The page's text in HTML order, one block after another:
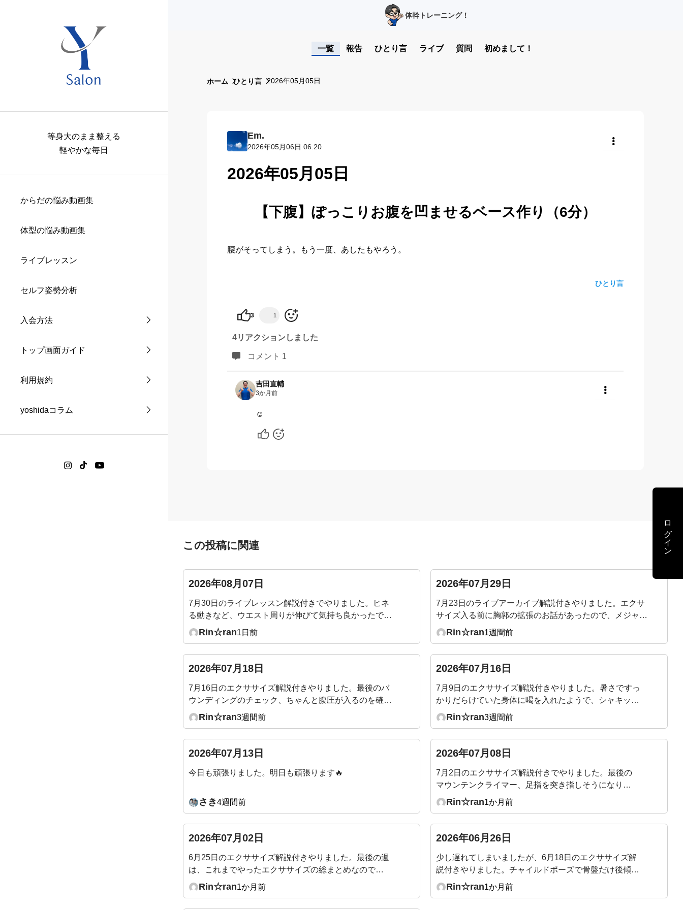
等身大のまま整える
軽やかな毎日
からだの悩み動画集
体型の悩み動画集
ライブレッスン
セルフ姿勢分析
入会方法
トップ画面ガイド
利用規約
yoshidaコラム
体幹トレーニング！
一覧 報告 ひとり言 ライブ 質問 初めまして！
ホーム ひとり言 2026年05月05日
Em.
2026年05月06日 06:20
2026年05月05日
【下腹】ぽっこりお腹を凹ませるベース作り（6分）
腰がそってしまう。もう一度、あしたもやろう。
ひとり言
3 1
4リアクションしました
コメント 1
吉田直輔
3か月前
☺️
この投稿に関連
2026年08月07日
7月30日のライブレッスン解説付きでやりました。ヒネ
る動きなど、ウエスト周りが伸びて気持ち良かったで
す。腰痛にも効きそうでした。たまに気づいた時にやり
Rin☆ran1日前
2026年07月29日
7月23日のライブアーカイブ解説付きやりました。エクサ
サイズ入る前に胸郭の拡張のお話があったので、メジャー
で測ってテストしてみたところ、普通の呼吸だと殆ど動か
ず1〜2センチしか広がりませんでした😢健康な成人は5〜7
の数値ですか？深呼吸をしても全くそこには届きそうにな
いです‥。何となくわかってはいましたが、やはりショッ
クでした。
Rin☆ran1週間前
2026年07月18日
7月16日のエクササイズ解説付きやりました。最後のバ
ウンディングのチェック、ちゃんと腹圧が入るのを確認
できました。最後、バックプランクを追加でやって終え
ました。整ってスッキリです！
Rin☆ran3週間前
2026年07月16日
7月9日のエクササイズ解説付きやりました。暑さですっ
かりだらけていた身体に喝を入れたようで、シャキッと
しました。ぽっこりになっていた腹壁にもスイッチ入っ
た様です。マウンテンクライマー、スピード少し遅くな
Rin☆ran3週間前
2026年07月13日
今日も頑張りました。明日も頑張ります🔥
さき4週間前
2026年07月08日
7月2日のエクササイズ解説付きでやりました。最後の
マウンテンクライマー、足指を突き指しそうになりな
がら頑張りました！
Rin☆ran1か月前
2026年07月02日
6月25日のエクササイズ解説付きやりました。最後の週
は、これまでやったエクササイズの総まとめなので、
やりやすくて1時間があっという間でした。
Rin☆ran1か月前
2026年06月26日
少し遅れてしまいましたが、6月18日のエクササイズ解
説付きやりました。チャイルドポーズで骨盤だけ後傾す
るのが意外と難しかったです。気づくと脚に力が入って
いたり😓なぜか横隔膜あたりが攣りそうになりました。
Rin☆ran1か月前
ログイン